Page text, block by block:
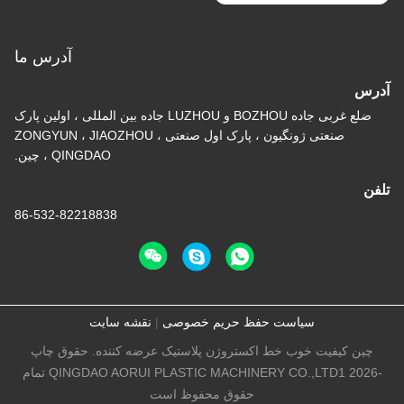
آدرس ما
آدرس
ضلع غربی جاده BOZHOU و LUZHOU جاده بین المللی ، اولین پارک
صنعتی ژونگیون ، پارک اول صنعتی ZONGYUN ، JIAOZHOU ،
QINGDAO ، چین.
تلفن
86-532-82218838
سیاست حفظ حریم خصوصی | نقشه سایت
چین کیفیت خوب خط اکستروژن پلاستیک عرضه کننده. حقوق چاپ
-2026 QINGDAO AORUI PLASTIC MACHINERY CO.,LTD1 تمام
حقوق محفوظ است